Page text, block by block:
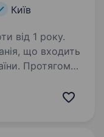
Київ
від 1 року.
що входить
Протягом
під